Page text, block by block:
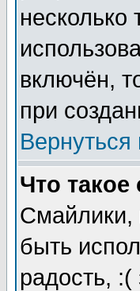
включён,
при
Вернуться
Что
Смайлики,
быть
радость,